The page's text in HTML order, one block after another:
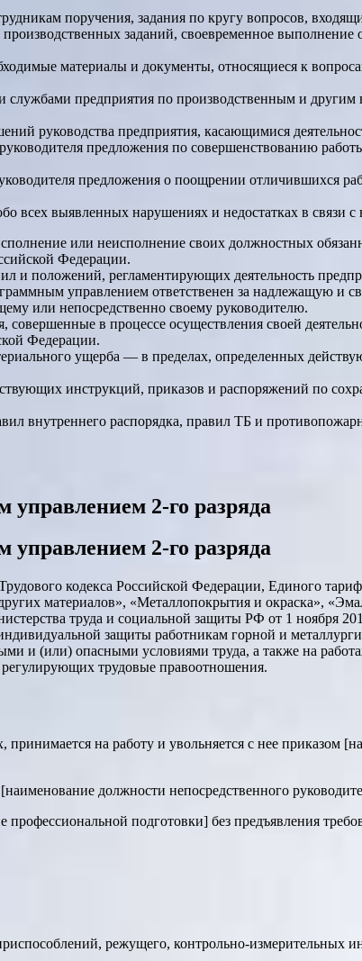
поручения, задания по кругу вопросов,
заданий, своевременное
материалы и документы, относящиеся к
службами предприятия по производственным и
руководства предприятия, касающимися
предложения по совершенствованию
предложения о поощрении отличившихся
всех выявленных нарушениях и недостатках в связи
или неисполнение своих должностных
Федерации.
и положений, регламентирующих деятельность
управлением ответственен за надлежащую и
или непосредственно своему руководителю.
в процессе осуществления своей
Федерации.
ущерба — в пределах, определенных
инструкций, приказов и распоряжений по
внутреннего распорядка, правил ТБ и
2-го разряда
2-го разряда
кодекса Российской Федерации, Единого
материалов», «Металлопокрытия и окраска»,
труда и социальной защиты РФ от 1 ноября
защиты работникам горной и
и (или) опасными условиями труда, а также на
трудовые правоотношения.
на работу и увольняется с нее приказом
должности непосредственного
подготовки] без предъявления
режущего, контрольно-измерительных